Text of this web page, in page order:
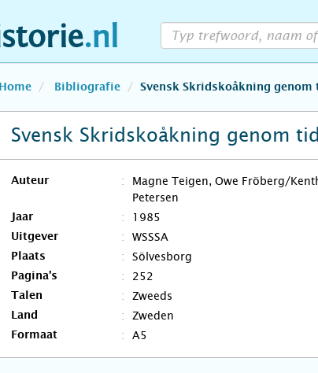
Home Bibliografie Svensk Skridskoåkning genom
Svensk Skridskoåkning genom
Auteur
Magne Teigen, Owe Fröberg/
Petersen
Jaar 1985
Uitgever WSSSA
Plaats Sölvesborg
Pagina's 252
Talen Zweeds
Land Zweden
Formaat A5